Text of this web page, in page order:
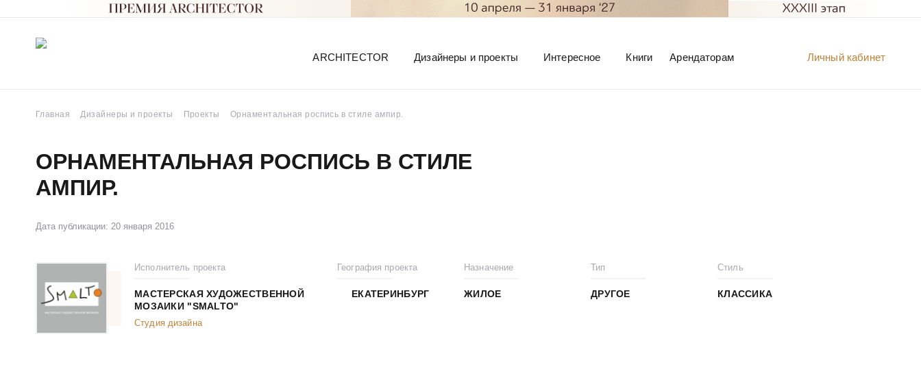
Личный кабинет
ARCHITECTOR Дизайнеры и проекты Интересное Книги Арендаторам
Главная Дизайнеры и проекты Проекты Орнаментальная роспись в стиле ампир.
ОРНАМЕНТАЛЬНАЯ РОСПИСЬ В СТИЛЕ
АМПИР.
Дата публикации: 20 января 2016
Исполнитель проекта
МАСТЕРСКАЯ ХУДОЖЕСТВЕННОЙ
МОЗАИКИ "SMALTO"
Студия дизайна
География проекта
ЕКАТЕРИНБУРГ
Назначение
ЖИЛОЕ
Тип
ДРУГОЕ
Стиль
КЛАССИКА